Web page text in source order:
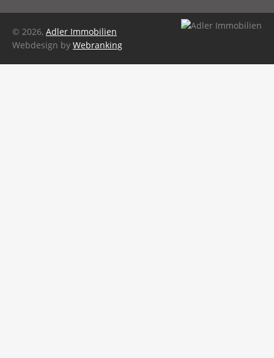
Adler Immobilien
© 2026, Adler Immobilien
Webdesign by Webranking